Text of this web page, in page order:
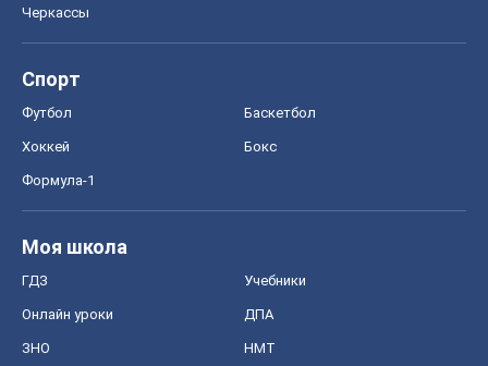
Черкассы
Спорт
Футбол Баскетбол
Хоккей Бокс
Формула-1
Моя школа
ГДЗ Учебники
Онлайн уроки ДПА
ЗНО НМТ